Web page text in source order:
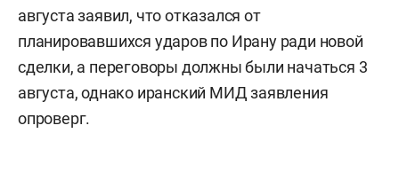
августа заявил, что отказался от
планировавшихся ударов по Ирану ради новой
сделки, а переговоры должны были начаться 3
августа, однако иранский МИД заявления
опроверг.